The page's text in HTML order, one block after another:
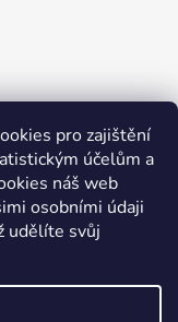
pro zajištění
účelům a
náš web
osobními údaji
udělíte svůj
Plzeň